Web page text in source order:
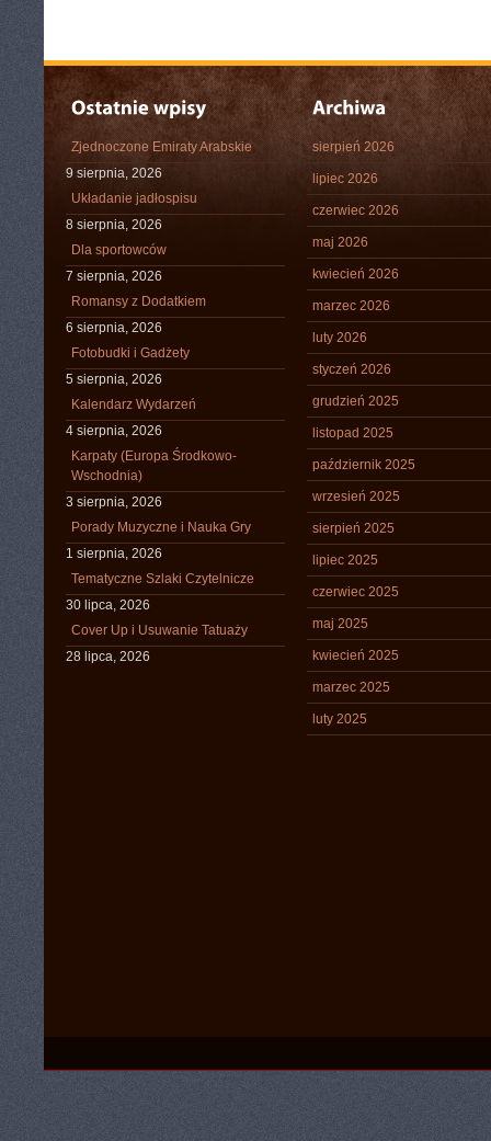
Zjednoczone Emiraty Arabskie
9 sierpnia, 2026
Układanie jadłospisu
8 sierpnia, 2026
Dla sportowców
7 sierpnia, 2026
Romansy z Dodatkiem
6 sierpnia, 2026
Fotobudki i Gadżety
5 sierpnia, 2026
Kalendarz Wydarzeń
4 sierpnia, 2026
Karpaty (Europa Środkowo-
Wschodnia)
3 sierpnia, 2026
Porady Muzyczne i Nauka Gry
1 sierpnia, 2026
Tematyczne Szlaki Czytelnicze
30 lipca, 2026
Cover Up i Usuwanie Tatuaży
28 lipca, 2026
sierpień 2026
lipiec 2026
czerwiec 2026
maj 2026
kwiecień 2026
marzec 2026
luty 2026
styczeń 2026
grudzień 2025
listopad 2025
październik 2025
wrzesień 2025
sierpień 2025
lipiec 2025
czerwiec 2025
maj 2025
kwiecień 2025
marzec 2025
luty 2025